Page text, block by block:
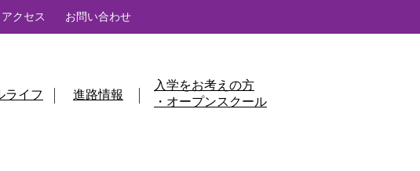
アクセス お問い合わせ
ライフ 進路情報
入学をお考えの方
・オープンスクール